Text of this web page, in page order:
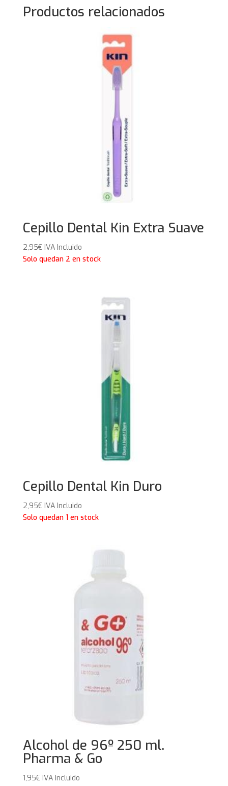
Productos relacionados
Cepillo Dental Kin Extra Suave
2,95€ IVA Incluido
Solo quedan 2 en stock
Cepillo Dental Kin Duro
2,95€ IVA Incluido
Solo quedan 1 en stock
Alcohol de 96º 250 ml.
Pharma & Go
1,95€ IVA Incluido